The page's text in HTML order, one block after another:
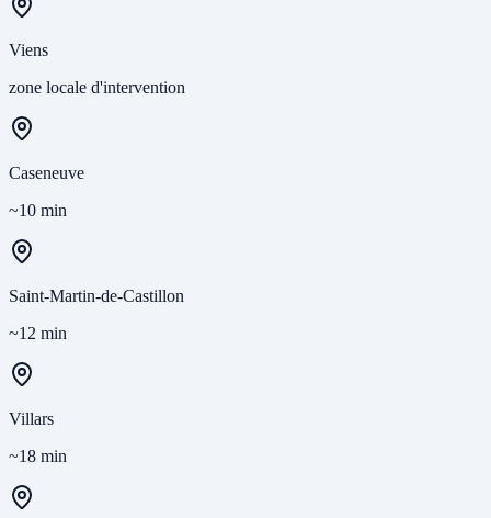
Viens
zone locale d'intervention
Caseneuve
~10 min
Saint-Martin-de-Castillon
~12 min
Villars
~18 min